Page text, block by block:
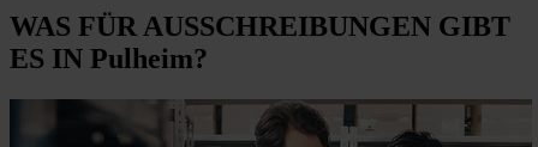
WAS FÜRAUSSCHREIBUNGEN GIBT
ES IN Pulheim?